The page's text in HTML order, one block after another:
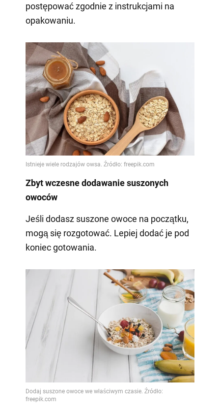
postępować zgodnie z instrukcjami na
opakowaniu.
Zbyt wczesne dodawanie suszonych
owoców
Jeśli dodasz suszone owoce na początku,
mogą się rozgotować. Lepiej dodać je pod
koniec gotowania.